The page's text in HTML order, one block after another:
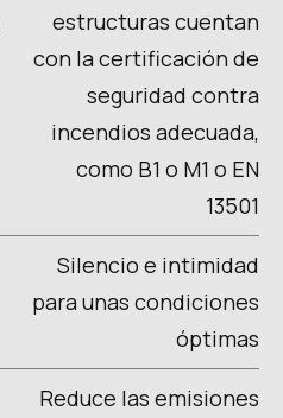
estructuras cuentan
con la certificación de
seguridad contra
incendios adecuada,
como B1 o M1 o EN
13501
Silencio e intimidad
para unas condiciones
óptimas
Reduce las emisiones